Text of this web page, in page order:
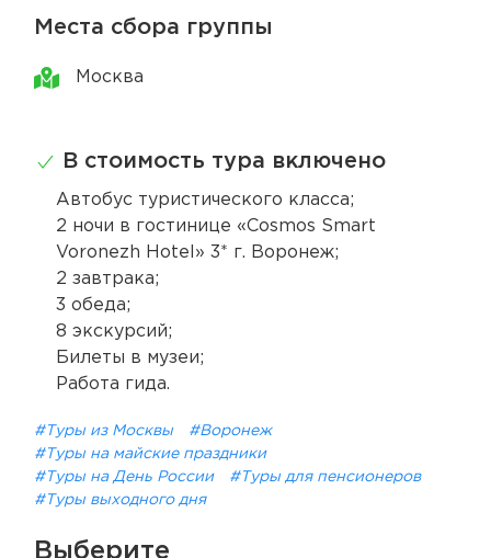
Места сбора группы
Москва
В стоимость тура включено
Автобус туристического класса;
2 ночи в гостинице «Cosmos Smart
Voronezh Hotel» 3* г. Воронеж;
2 завтрака;
3 обеда;
8 экскурсий;
Билеты в музеи;
Работа гида.
#Туры из Москвы
#Воронеж
#Туры на майские праздники
#Туры на День России
#Туры для пенсионеров
#Туры выходного дня
Выберите